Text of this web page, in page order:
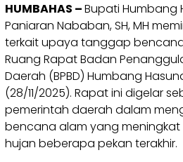
HUMBAHAS –Bupati Humbang
Paniaran Nababan, SH, MH
terkait upaya tanggap
Ruang Rapat Badan
Daerah (BPBD) Humbang
(28/11/2025). Rapat ini digelar
pemerintah daerah dalam
bencana alam yang meningkat
hujan beberapa pekan terakhir.